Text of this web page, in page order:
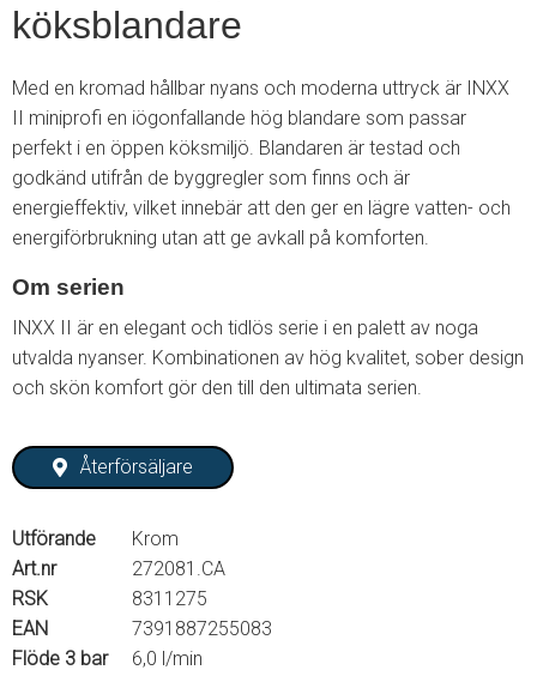
köksblandare
Med en kromad hållbar nyans och moderna uttryck är INXX
II miniprofi en iögonfallande hög blandare som passar
perfekt i en öppen köksmiljö. Blandaren är testad och
godkänd utifrån de byggregler som finns och är
energieffektiv, vilket innebär att den ger en lägre vatten- och
energiförbrukning utan att ge avkall på komforten.
Om serien
INXX II är en elegant och tidlös serie i en palett av noga
utvalda nyanser. Kombinationen av hög kvalitet, sober design
och skön komfort gör den till den ultimata serien.
Återförsäljare
Utförande
Krom
Art.nr
272081.CA
RSK
8311275
EAN
7391887255083
Flöde 3 bar
6,0 l/min